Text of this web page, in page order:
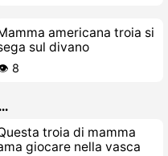
americana troia si
sul divano
8
troia di mamma
giocare nella vasca